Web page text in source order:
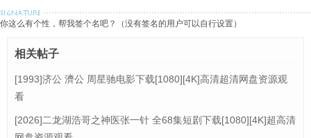
你这么有个性，帮我签个名吧？（没有签名的用户可以自行设置）
相关帖子
[1993]济公 濟公 周星驰电影下载[1080][4K]高清超清网盘资源观
看
[2026]二龙湖浩哥之神医张一针 全68集短剧下载[1080][4K]超高清